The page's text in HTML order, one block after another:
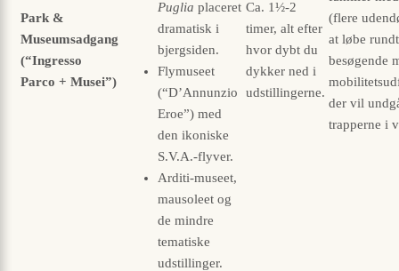
Park &
Museumsadgang
(“Ingresso
Parco + Musei”)
Puglia placeret
dramatisk i
bjergsiden.
Flymuseet
(“D’Annunzio
Eroe”) med
den ikoniske
S.V.A.-flyver.
Arditi-museet,
mausoleet og
de mindre
tematiske
udstillinger.
Ca. 1½-2
timer, alt efter
hvor dybt du
dykker ned i
udstillingerne.
(flere
at løbe
besøgende
der vil
trapperne i